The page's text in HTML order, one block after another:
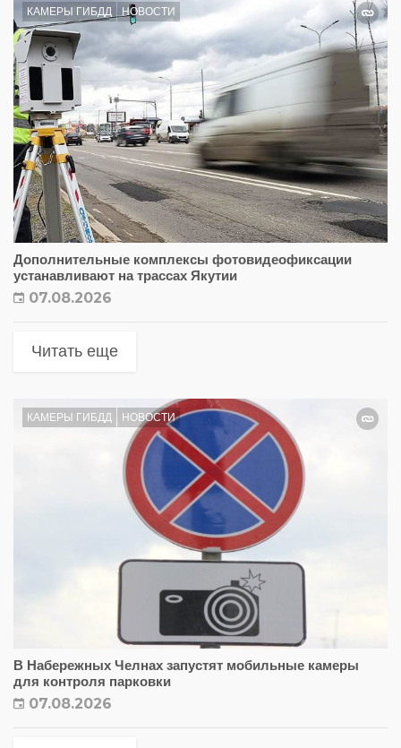
КАМЕРЫ ГИБДД НОВОСТИ
Дополнительные комплексы фотовидеофиксации
устанавливают на трассах Якутии
07.08.2026
Читать еще
КАМЕРЫ ГИБДД НОВОСТИ
В Набережных Челнах запустят мобильные камеры
для контроля парковки
07.08.2026